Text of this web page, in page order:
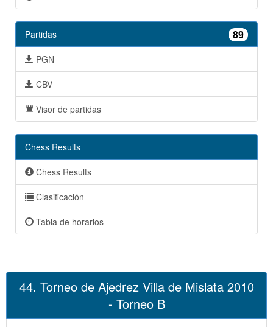
Partidas 89
PGN
CBV
Visor de partidas
Chess Results
Chess Results
Clasificación
Tabla de horarios
44. Torneo de Ajedrez Villa de Mislata 2010
- Torneo B